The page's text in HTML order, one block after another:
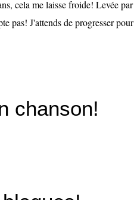
cela me laisse froide! Levée par
pas! J'attends de progresser pour
chanson!